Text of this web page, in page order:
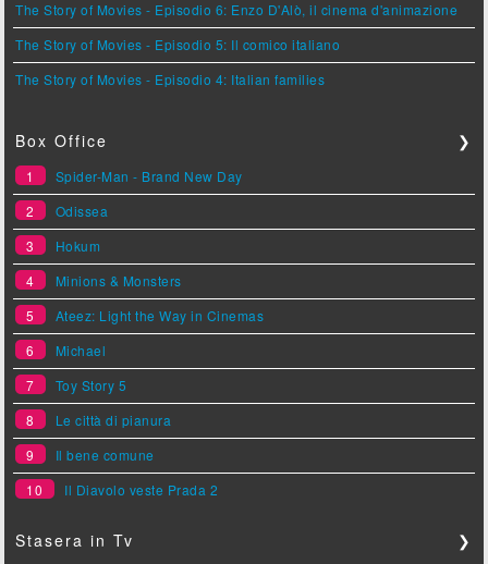
The Story of Movies - Episodio 6: Enzo D'Alò, il cinema d'animazione
The Story of Movies - Episodio 5: Il comico italiano
The Story of Movies - Episodio 4: Italian families
Box Office ❯
1
Spider-Man - Brand New Day
2
Odissea
3
Hokum
4
Minions & Monsters
5
Ateez: Light the Way in Cinemas
6
Michael
7
Toy Story 5
8
Le città di pianura
9
Il bene comune
10
Il Diavolo veste Prada 2
Stasera in Tv ❯